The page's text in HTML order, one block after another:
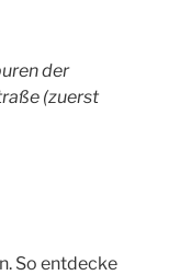
der
(zuerst
So entdecke